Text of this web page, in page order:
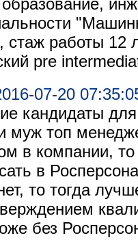
стаж работы 12
pre
07-20
кандидаты для
муж топ
в компании,
в
то тогда
без